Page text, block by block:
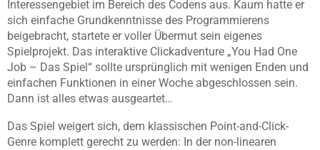
Interessengebiet im Bereich des Codens aus. Kaum hatte er
sich einfache Grundkenntnisse des Programmierens
beigebracht, startete er voller Übermut sein eigenes
Spielprojekt. Das interaktive Clickadventure „You Had One
Job – Das Spiel“ sollte ursprünglich mit wenigen Enden und
einfachen Funktionen in einer Woche abgeschlossen sein.
Dann ist alles etwas ausgeartet…
Das Spiel weigert sich, dem klassischen Point-and-Click-
Genre komplett gerecht zu werden: In der non-linearen